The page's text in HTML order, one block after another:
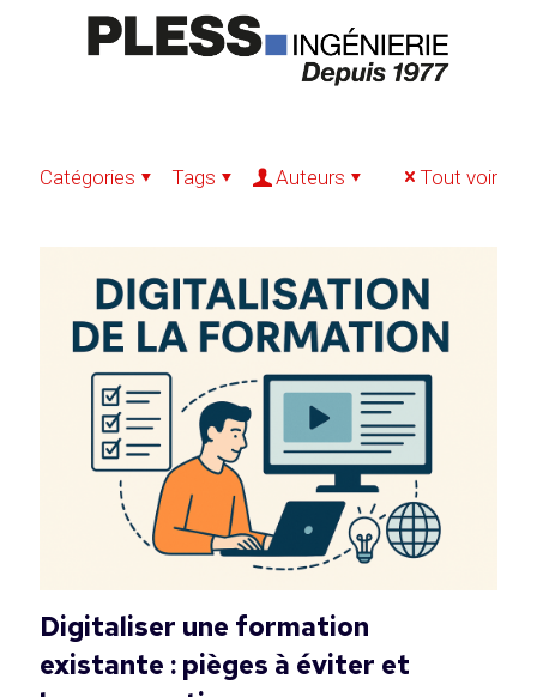
Catégories Tags Auteurs Tout voir
Digitaliser une formation
existante : pièges à éviter et